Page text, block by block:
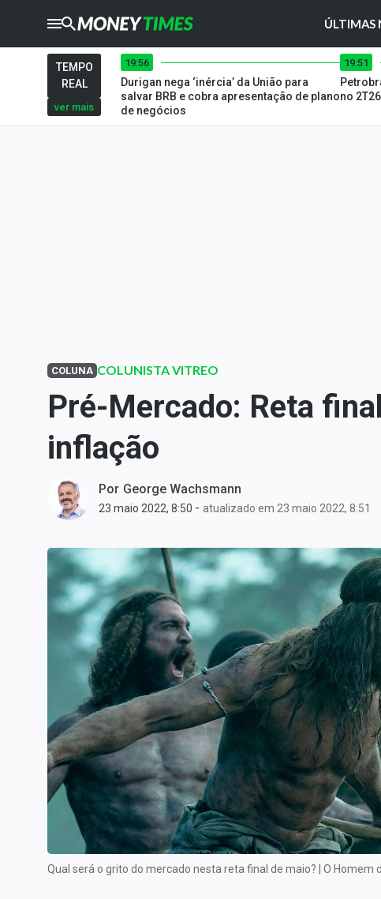
ÚLTIMAS
CRYPTOTIMES
TIMES
Ibovespa
Carteiras Recomendadas
Central de Dividendos
Central de Fundos
Imobiliários
Central dos IPOs
Renda Fixa
Finanças Pessoais
Economia
Empresas
Internacional
Marketing
Tecnologia
Conteúdo de Marca
Expediente
Contato
TEMPO
REAL
ver mais
19:56
Durigan nega ‘inércia’ da União para
salvar BRB e cobra apresentação de plano
de negócios
19:51
no
COLUNA COLUNISTA VITREO
Pré-Mercado: Reta
inflação
Por George Wachsmann
23 maio 2022, 8:50 - atualizado em 23 maio 2022, 8:51
Qual será o grito do mercado nesta reta final de maio? | O Homem